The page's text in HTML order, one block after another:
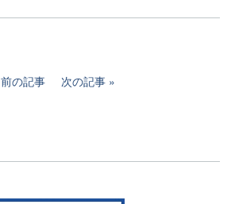
前の記事 次の記事